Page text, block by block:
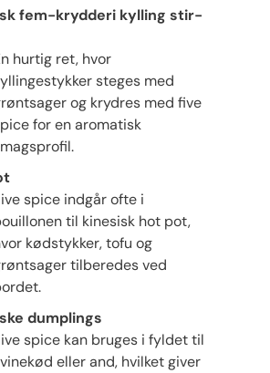
fem-krydderi kylling stir-
hurtig ret, hvor
steges med
og krydres med five
for en aromatisk
spice indgår ofte i
til kinesisk hot pot,
kødstykker, tofu og
tilberedes ved
dumplings
spice kan bruges i fyldet til
eller and, hvilket giver